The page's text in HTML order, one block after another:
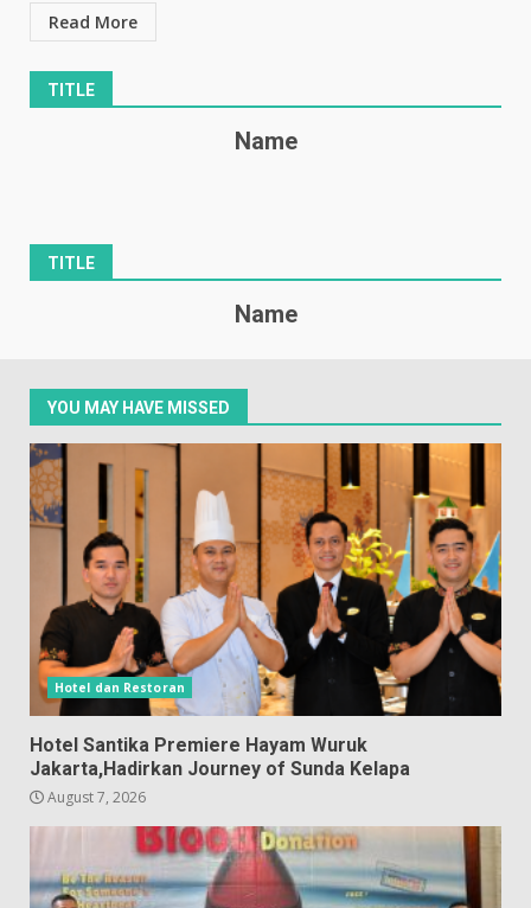
Read More
TITLE
Name
TITLE
Name
YOU MAY HAVE MISSED
Hotel dan Restoran
Hotel Santika Premiere Hayam Wuruk
Jakarta,Hadirkan Journey of Sunda Kelapa
August 7, 2026